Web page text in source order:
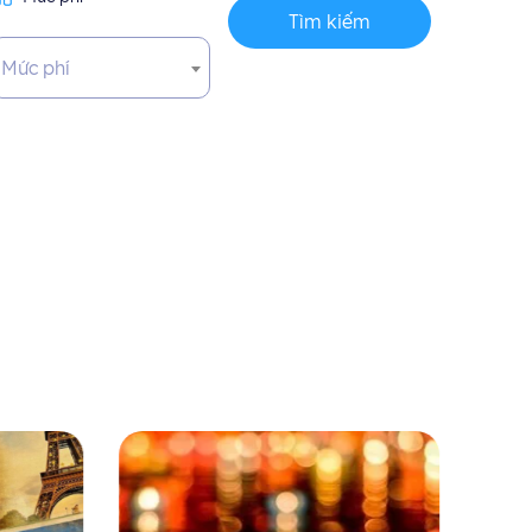
Mức phí
Tìm kiếm